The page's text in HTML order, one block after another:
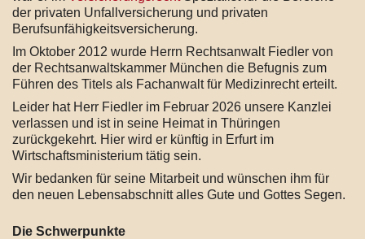
der privaten Unfallversicherung und privaten
Berufsunfähigkeitsversicherung.
Im Oktober 2012 wurde Herrn Rechtsanwalt Fiedler von
der Rechtsanwaltskammer München die Befugnis zum
Führen des Titels als Fachanwalt für Medizinrecht erteilt.
Leider hat Herr Fiedler im Februar 2026 unsere Kanzlei
verlassen und ist in seine Heimat in Thüringen
zurückgekehrt. Hier wird er künftig in Erfurt im
Wirtschaftsministerium tätig sein.
Wir bedanken für seine Mitarbeit und wünschen ihm für
den neuen Lebensabschnitt alles Gute und Gottes Segen.
Die Schwerpunkte